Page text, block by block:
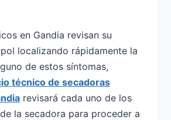
en Gandia revisan su
localizando rápidamente la
de estos síntomas,
técnico de secadoras
revisará cada uno de los
la secadora para proceder a